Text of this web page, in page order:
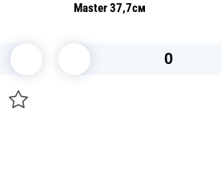
Master 37,7см